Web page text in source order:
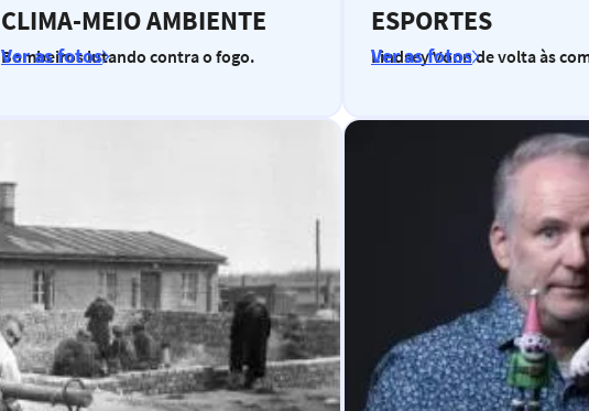
CLIMA-MEIO AMBIENTE
Bombeiros lutando contra o fogo.
Ver as fotos
ESPORTES
Lindsey Vonn de volta às
Ver as fotos